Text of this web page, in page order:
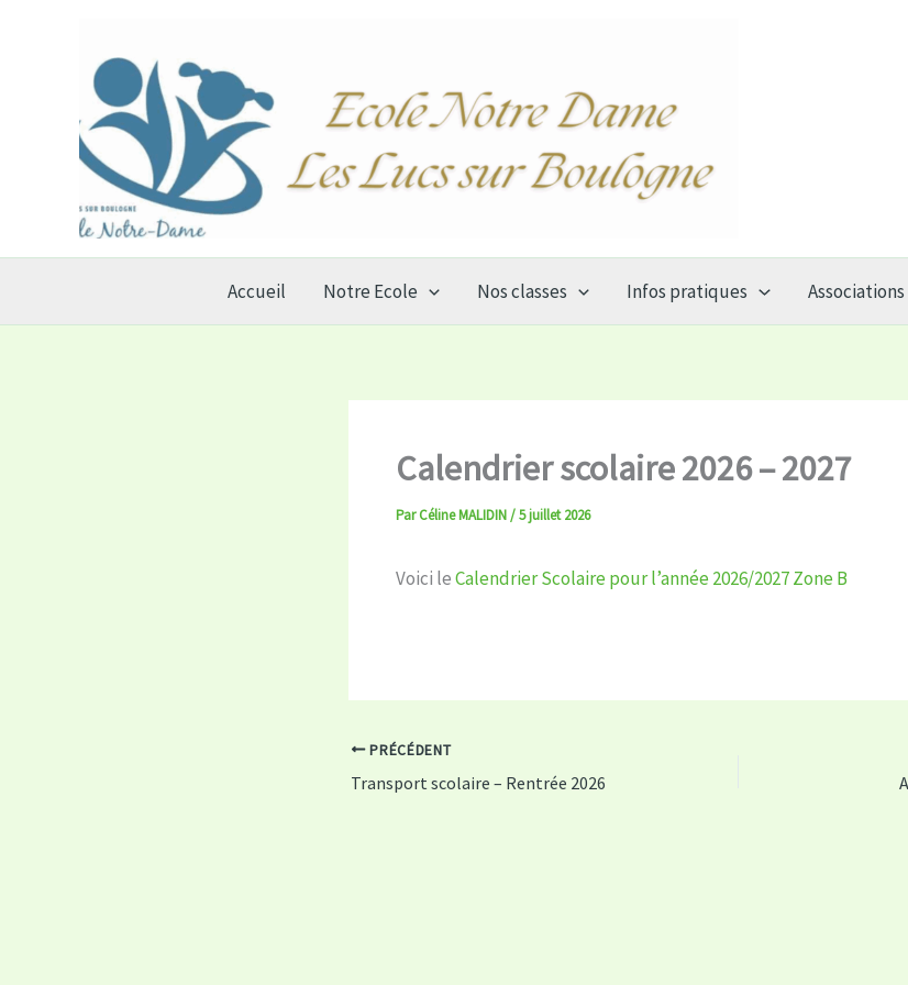
Accueil Notre Ecole Nos classes Infos pratiques
Calendrier scolaire 2026 – 2027
ParCéline MALIDIN/5 juillet 2026
Voici leCalendrier Scolaire pour l’année 2026/2027 Zone B
PRÉCÉDENT
Transport scolaire – Rentrée 2026